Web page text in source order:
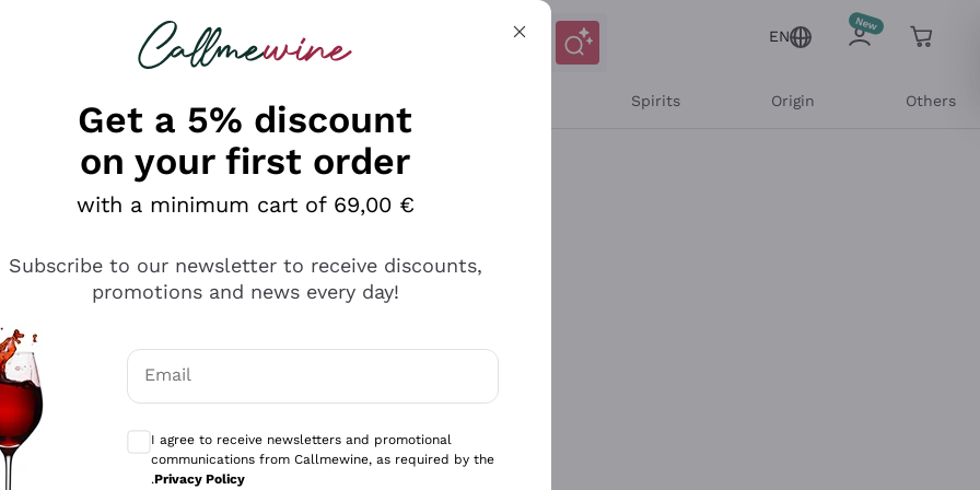
looking for
EN
Spirits Origin Others
Get a 5% discount
on your first order
with a minimum cart of 69,00 €
Subscribe to our newsletter to receive discounts,
promotions and news every day!
Email
I agree to receive newsletters and promotional
communications from Callmewine, as required by the
.Privacy Policy